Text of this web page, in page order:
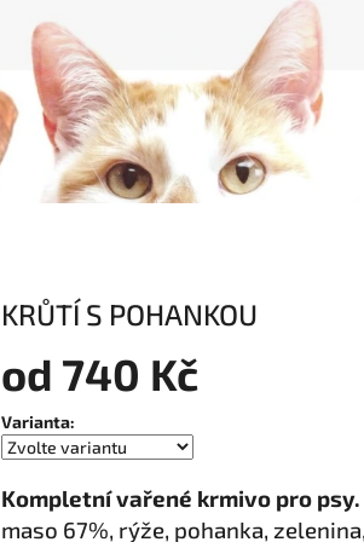
KRŮTÍ S POHANKOU
od 740 Kč
Měrná
cena:
Varianta:
Kompletní vařené krmivo pro psy.
maso 67%, rýže, pohanka,